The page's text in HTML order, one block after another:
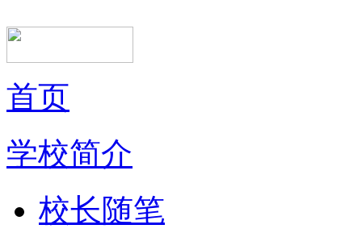
首页
学校简介
校长随笔